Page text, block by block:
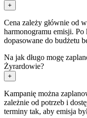
+
Cena zależy głównie od
harmonogramu emisji.
dopasowane do budżetu
Na jak długo mogę
Żyrardowie?
+
Kampanię można
zależnie od potrzeb i
terminy tak, aby emisja